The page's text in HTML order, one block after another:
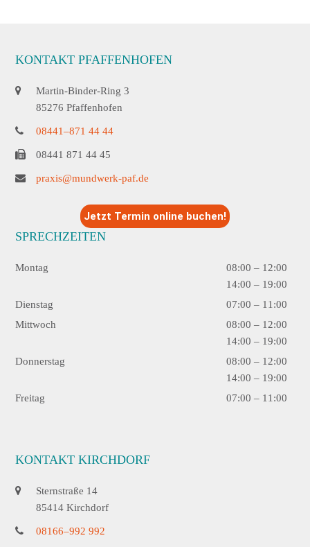
KONTAKT PFAFFENHOFEN
Martin-Binder-Ring 3
85276 Pfaffenhofen
08441–871 44 44
08441 871 44 45
praxis@mundwerk-paf.de
Jetzt Termin online buchen!
SPRECHZEITEN
Montag
08:00 – 12:00
14:00 – 19:00
Dienstag
07:00 – 11:00
Mittwoch
08:00 – 12:00
14:00 – 19:00
Donnerstag
08:00 – 12:00
14:00 – 19:00
Freitag
07:00 – 11:00
KONTAKT KIRCHDORF
Sternstraße 14
85414 Kirchdorf
08166–992 992